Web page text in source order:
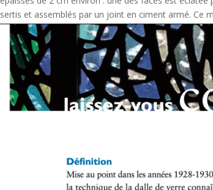
sertis et assemblés par un joint en ciment armé. Ce